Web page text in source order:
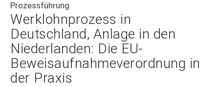
Prozessführung
Werklohnprozess in
Deutschland, Anlage in den
Niederlanden: Die EU-
Beweisaufnahmeverordnung in
der Praxis